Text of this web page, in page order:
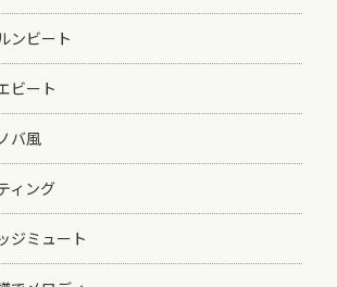
ンビート
ビート
バ風
ィング
ジミュート